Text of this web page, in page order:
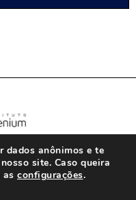
dados anônimos e te
site. Caso queira
as configurações.